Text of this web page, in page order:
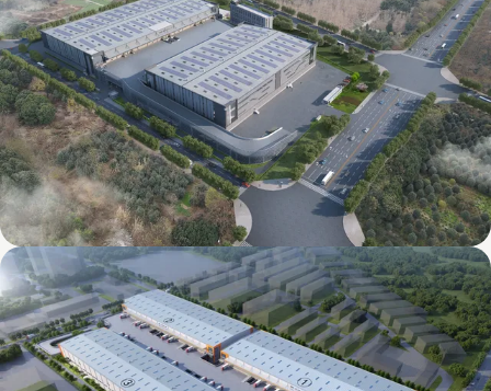
Mapletree International Food (Chengdu)
Intelligent Industrial Base